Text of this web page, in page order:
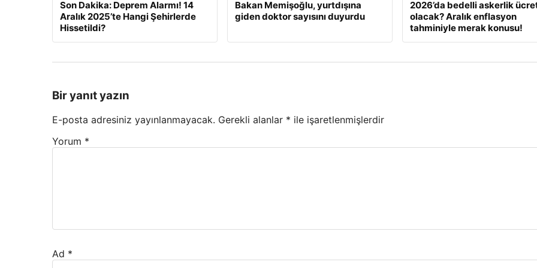
Son Dakika: Deprem Alarmı! 14
Aralık 2025’te Hangi Şehirlerde
Hissetildi?
Bakan Memişoğlu, yurtdışına
giden doktor sayısını duyurdu
2026’da bedelli askerlik
olacak? Aralık enflasyon
tahminiyle merak konusu!
Bir yanıt yazın
E-posta adresiniz yayınlanmayacak. Gerekli alanlar * ile işaretlenmişlerdir
Yorum *
Ad *